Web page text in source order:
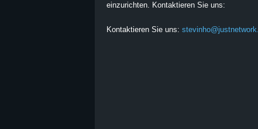
einzurichten. Kontaktieren Sie uns:
Kontaktieren Sie uns: